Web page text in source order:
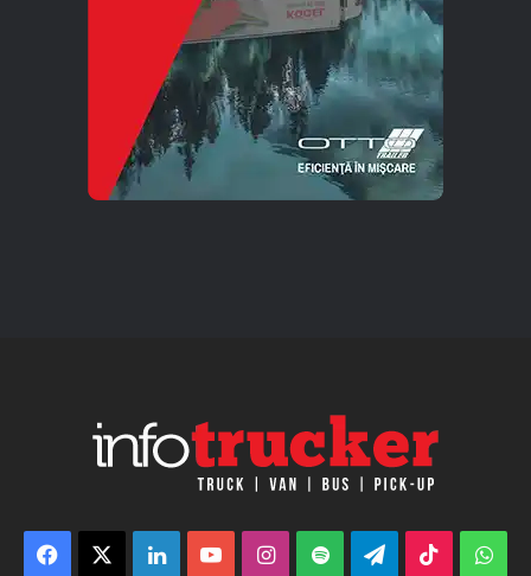
Facebook LinkedInYouTubeInstagram
Spotify TelegramTikTok